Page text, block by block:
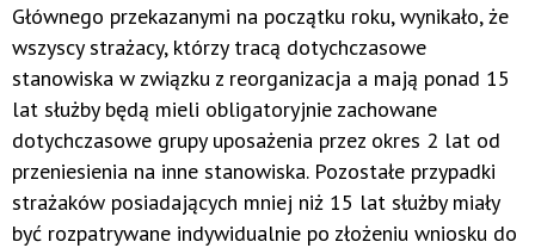
Głównego przekazanymi na początku roku, wynikało, że
wszyscy strażacy, którzy tracą dotychczasowe
stanowiska w związku z reorganizacja a mają ponad 15
lat służby będą mieli obligatoryjnie zachowane
dotychczasowe grupy uposażenia przez okres 2 lat od
przeniesienia na inne stanowiska. Pozostałe przypadki
strażaków posiadających mniej niż 15 lat służby miały
być rozpatrywane indywidualnie po złożeniu wniosku do